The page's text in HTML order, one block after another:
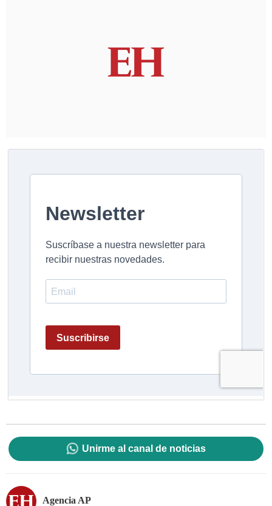
Unirme al canal de noticias
Agencia AP